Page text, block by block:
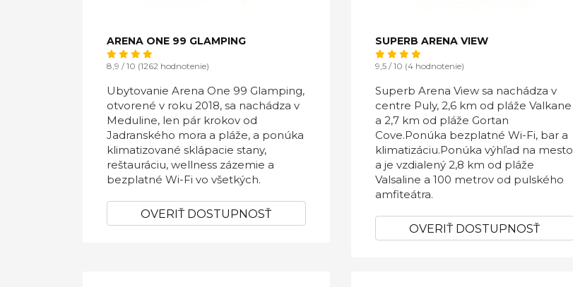
ARENA ONE 99 GLAMPING
8,9 / 10 (1262 hodnotenie)
Ubytovanie Arena One 99 Glamping,
otvorené v roku 2018, sa nachádza v
Meduline, len pár krokov od
Jadranského mora a pláže, a ponúka
klimatizované sklápacie stany,
reštauráciu, wellness zázemie a
bezplatné Wi-Fi vo všetkých.
OVERIŤ DOSTUPNOSŤ
SUPERB ARENA VIEW
9,5 / 10 (4 hodnotenie)
Superb Arena View sa nachádza v
centre Puly, 2,6 km od pláže Valkane
a 2,7 km od pláže Gortan
Cove.Ponúka bezplatné Wi-Fi, bar a
klimatizáciu.Ponúka výhľad na mesto
a je vzdialený 2,8 km od pláže
Valsaline a 100 metrov od pulského
amfiteátra.
OVERIŤ DOSTUPNOSŤ